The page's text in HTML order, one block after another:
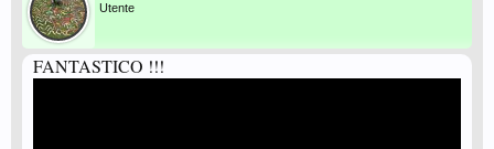
Utente
FANTASTICO !!!